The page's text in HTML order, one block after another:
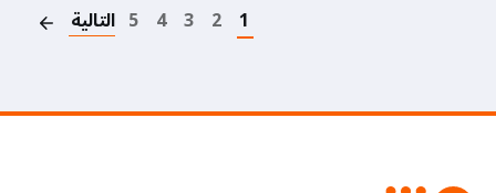
1
2
3
4
5 التالية